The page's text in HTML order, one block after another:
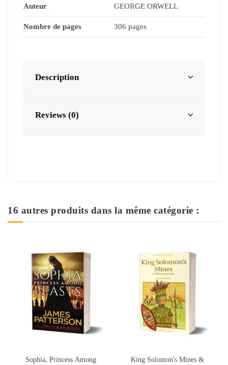
Auteur GEORGE ORWELL
Nombre de pages 306 pages
Description
Reviews (0)
16 autres produits dans la même catégorie :
King Solomon's Mines &
Billy and the Minpins